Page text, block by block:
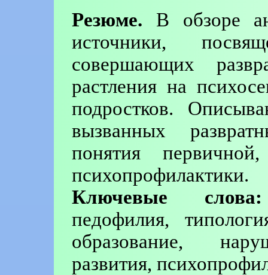
Резюме. В обзоре
источники,
совершающих
растления на
подростков.
вызванных
понятия
психопрофилактики.
Ключевые слова:
педофилия,
образование,
развития,